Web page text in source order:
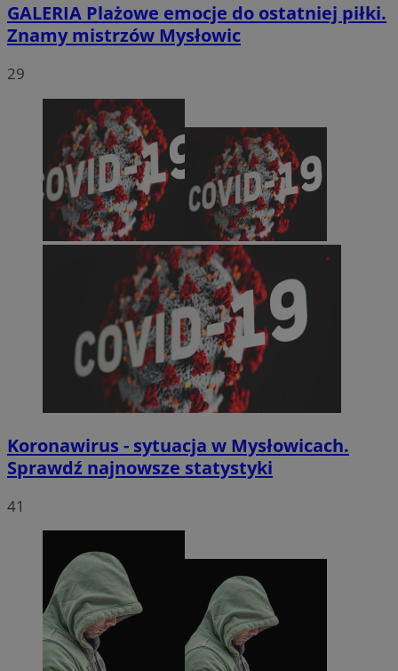
GALERIA Plażowe emocje do ostatniej piłki.
Znamy mistrzów Mysłowic
29
Koronawirus - sytuacja w Mysłowicach.
Sprawdź najnowsze statystyki
41